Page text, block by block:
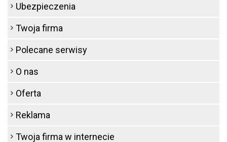
Ubezpieczenia
Twoja firma
Polecane serwisy
O nas
Oferta
Reklama
Twoja firma w internecie